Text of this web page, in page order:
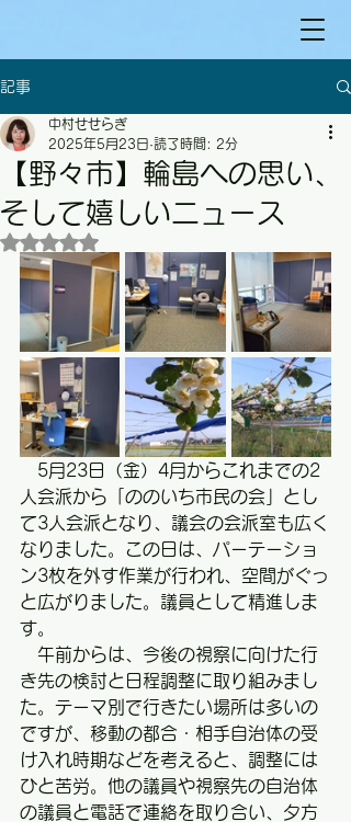
記事
【野々市】輪島への思い、
そして嬉しいニュース
中村せせらぎ
2025年5月23日 読了時間: 2分
5つ星のうちNaNと評価されています。
5月23日（金）4月からこれまでの2
人会派から「ののいち市民の会」とし
て3人会派となり、議会の会派室も広く
なりました。この日は、パーテーショ
ン3枚を外す作業が行われ、空間がぐっ
と広がりました。議員として精進しま
す。
午前からは、今後の視察に向けた行
き先の検討と日程調整に取り組みまし
た。テーマ別で行きたい場所は多いの
ですが、移動の都合・相手自治体の受
け入れ時期などを考えると、調整には
ひと苦労。他の議員や視察先の自治体
の議員と電話で連絡を取り合い、夕方